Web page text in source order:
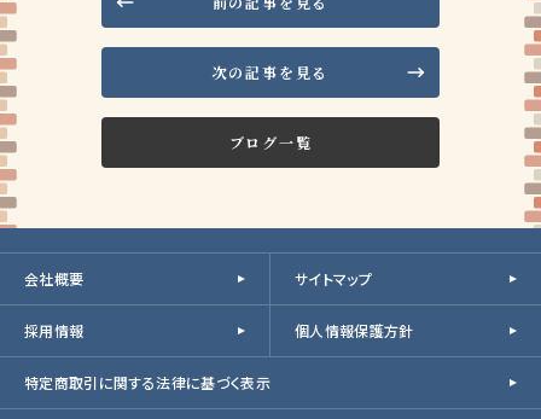
ブログ一覧
次の記事を見る
会社概要 サイトマップ
採用情報 個人情報保護方針
特定商取引に関する法律に基づく表示